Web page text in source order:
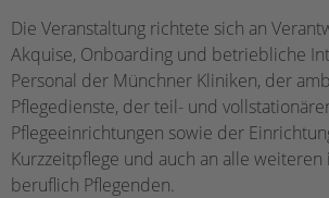
Die Veranstaltung richtete sich an
Akquise, Onboarding und betriebliche
Personal der Münchner Kliniken, der
Pflegedienste, der teil- und
Pflegeeinrichtungen sowie der
Kurzzeitpflege und auch an alle
beruflich Pflegenden.